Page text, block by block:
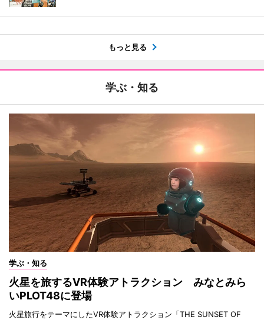
もっと見る
学ぶ・知る
学ぶ・知る
火星を旅するVR体験アトラクション みなとみら
いPLOT48に登場
火星旅行をテーマにしたVR体験アトラクション「THE SUNSET OF